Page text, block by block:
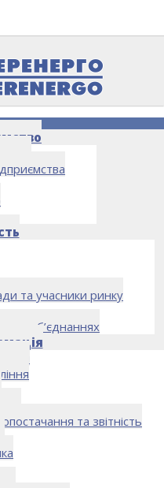
та учасники ринку
та об’єднаннях
та звітність